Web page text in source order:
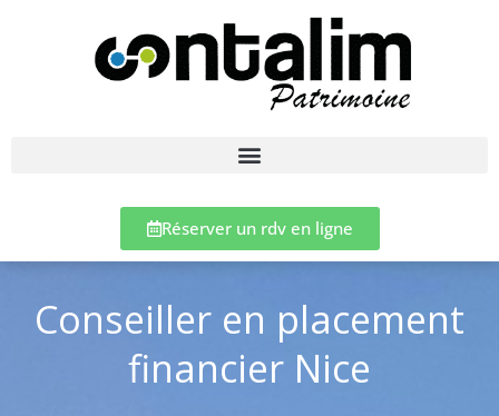
Réserver un rdv en ligne
Conseiller en placement
financier Nice